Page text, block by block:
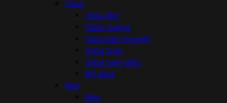
Giũa
Giũa dẹt
Giũa vuông
Giũa bán nguyệt
Giũa tròn
Giũa tam giác
Bộ giũa
Kéo
Kéo